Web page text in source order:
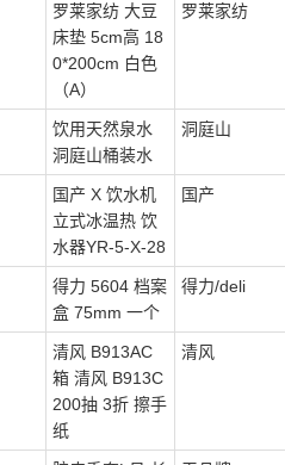
罗莱家纺 大豆
床垫 5cm高 18
0*200cm 白色
（A）
罗莱家纺
饮用天然泉水
洞庭山桶装水
洞庭山
国产 X 饮水机
立式冰温热 饮
水器YR-5-X-28
国产
得力 5604 档案
盒 75mm 一个
得力/deli
清风 B913AC
箱 清风 B913C
200抽 3折 擦手
纸
清风